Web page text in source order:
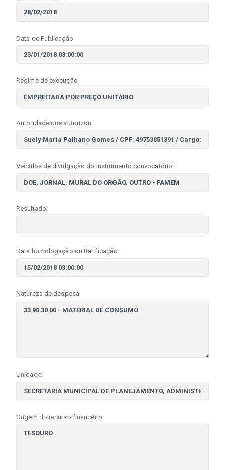
Data de Publicação
Regime de execução
Autoridade que autorizou
Veículos de divulgação do instrumento convocatório:
Resultado:
Data homologação ou Ratificação:
Natureza de despesa:
Unidade:
Origem do recurso financeiro: